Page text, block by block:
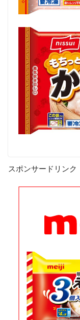
スポンサードリンク